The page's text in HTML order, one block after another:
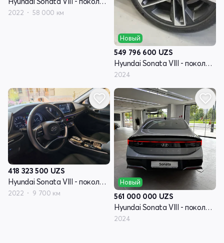
2022 58 000 км
Новый
549 796 600 UZS
Hyundai Sonata VIII - поколение рестайлинг (DN8)
2024
418 323 500 UZS
Hyundai Sonata VIII - поколение (DN8)
2022 9 700 км
Новый
561 000 000 UZS
Hyundai Sonata VIII - поколение рестайлинг (DN8)
2024